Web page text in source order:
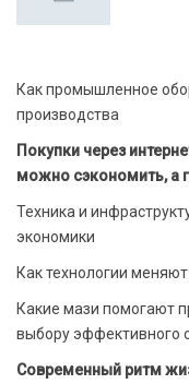
Как промышленное
производства
Покупки через
можно сэкономить, а
Техника и
экономики
Как технологии
Какие мази помогают
выбору эффективного
Современный ритм